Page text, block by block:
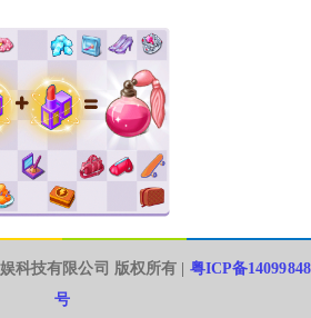
科技有限公司 版权所有 | 粤ICP备14099848
号